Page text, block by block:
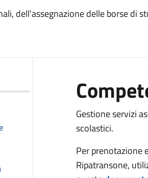
dell'assegnazione delle borse di
Gestione servizi
scolastici.
Per prenotazione
Ripatransone,